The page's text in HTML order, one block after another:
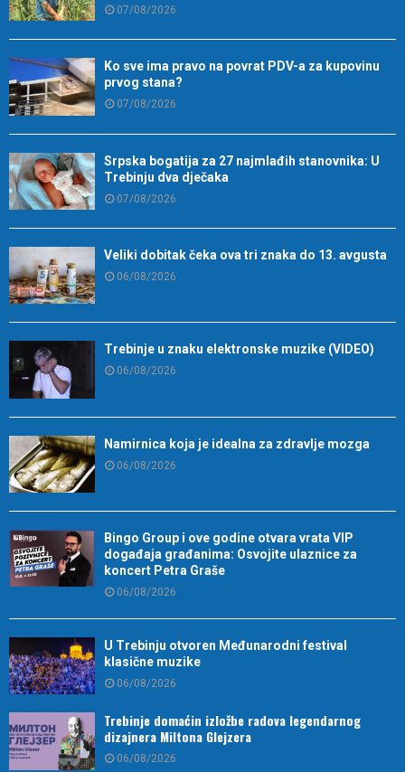
07/08/2026
Ko sve ima pravo na povrat PDV-a za kupovinu
prvog stana?
07/08/2026
Srpska bogatija za 27 najmlađih stanovnika: U
Trebinju dva dječaka
07/08/2026
Veliki dobitak čeka ova tri znaka do 13. avgusta
06/08/2026
Trebinje u znaku elektronske muzike (VIDEO)
06/08/2026
Namirnica koja je idealna za zdravlje mozga
06/08/2026
Bingo Group i ove godine otvara vrata VIP
događaja građanima: Osvojite ulaznice za
koncert Petra Graše
06/08/2026
U Trebinju otvoren Međunarodni festival
klasične muzike
06/08/2026
Trebinje domaćin izložbe radova legendarnog
dizajnera Miltona Glejzera
06/08/2026